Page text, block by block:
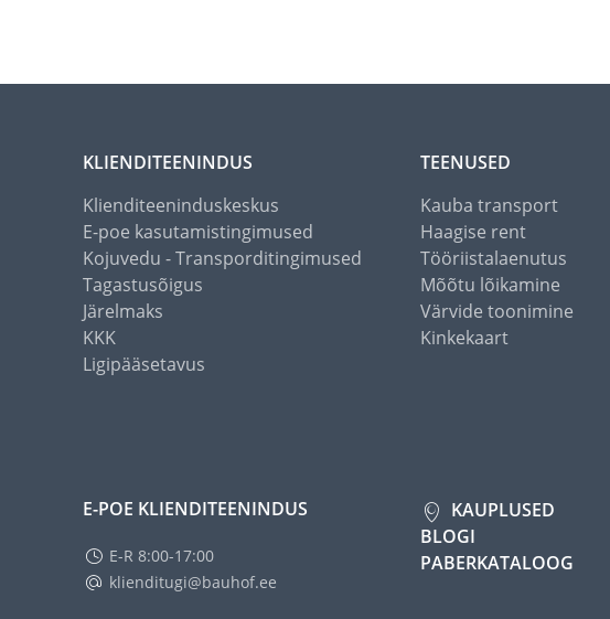
KLIENDITEENINDUS
Klienditeeninduskeskus
E-poe kasutamistingimused
Kojuvedu - Transporditingimused
Tagastusõigus
Järelmaks
KKK
Ligipääsetavus
TEENUSED
Kauba transport
Haagise rent
Tööriistalaenutus
Mõõtu lõikamine
Värvide toonimine
Kinkekaart
E-POE KLIENDITEENINDUS
E-R 8:00-17:00
klienditugi@bauhof.ee
KAUPLUSED
BLOGI
PABERKATALOOG